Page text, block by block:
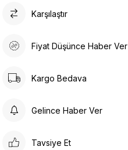
Karşılaştır
Fiyat Düşünce Haber Ver
Kargo Bedava
Gelince Haber Ver
Tavsiye Et